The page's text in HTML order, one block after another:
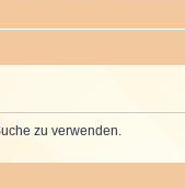
zu verwenden.